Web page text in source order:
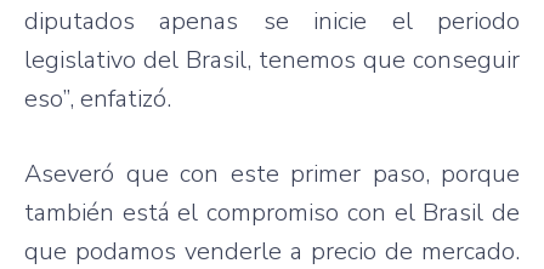
diputados apenas se inicie el periodo
legislativo del Brasil, tenemos que conseguir
eso”, enfatizó.
Aseveró que con este primer paso, porque
también está el compromiso con el Brasil de
que podamos venderle a precio de mercado.